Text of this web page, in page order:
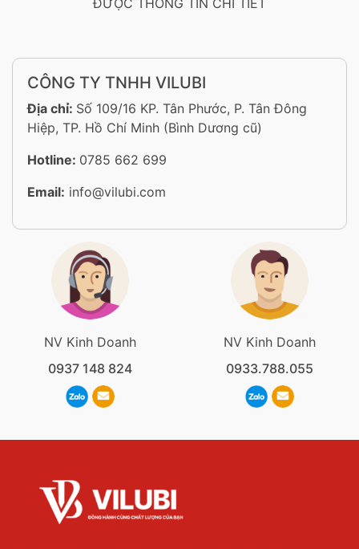
CÔNG TY TNHH VILUBI
Địa chỉ: Số 109/16 KP. Tân Phước, P. Tân Đông
Hiệp, TP. Hồ Chí Minh (Bình Dương cũ)
Hotline: 0785 662 699
Email: info@vilubi.com
NV Kinh Doanh
0937 148 824
NV Kinh Doanh
0933.788.055